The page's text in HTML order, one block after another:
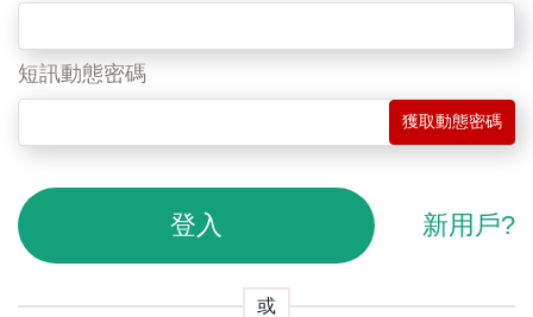
短訊動態密碼
獲取動態密碼
登入 新用戶?
或